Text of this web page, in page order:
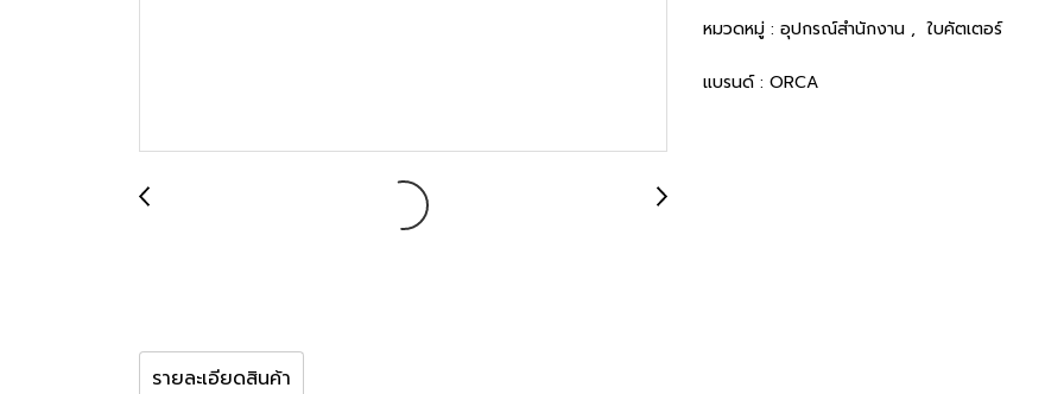
หมวดหมู่ : อุปกรณ์สำนักงาน , ใบคัตเตอร์
แบรนด์ : ORCA
รายละเอียดสินค้า